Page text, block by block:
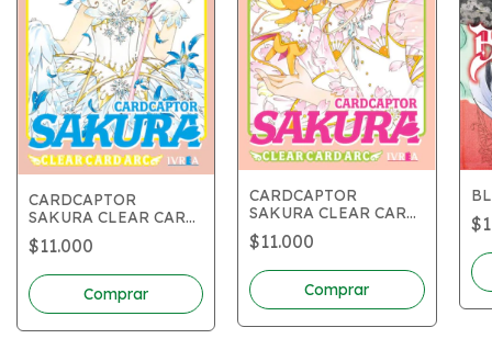
CARDCAPTOR
SAKURA CLEAR CARD
ARC 03
$11.000
CARDCAPTOR
SAKURA CLEAR CARD
ARC 01
$11.000